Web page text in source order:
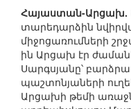
Հայաստան-Արցախ.
տարեդարձին
միջոցառումների
ին Արցախ էր
Սարգսյանը՝
պաշտոնյաների
Արցախի թեմի